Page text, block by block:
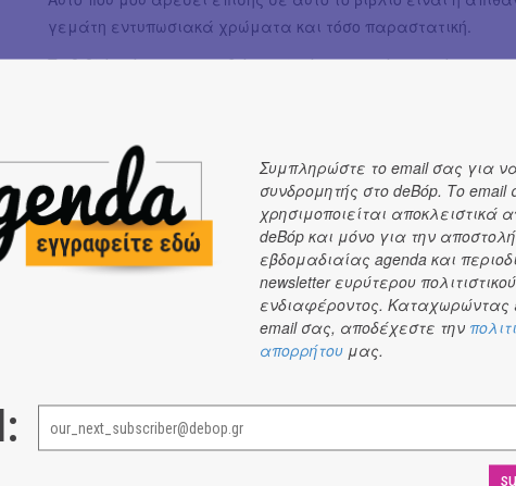
γεμάτη εντυπωσιακά χρώματα και τόσο παραστατική.
Το βιβλίο είναι για παιδάκια ηλικίας 9+ ετών αλλά και
Εικονογράφηση: Antoine Corbineau
Εκδόσεις Διόπτρα
Αριθμός Σελίδων 88
Ηλικίες 3+
Συμπληρώστε το email σας για
συνδρομητής στο deBόp. Το
χρησιμοποιείται αποκλειστικά
deBόp και μόνο για την
εβδομαδιαίας agenda και
newsletter ευρύτερου πολιτιστικού
ενδιαφέροντος. Καταχωρώντας
email σας, αποδέχεστε την
απορρήτου μας.